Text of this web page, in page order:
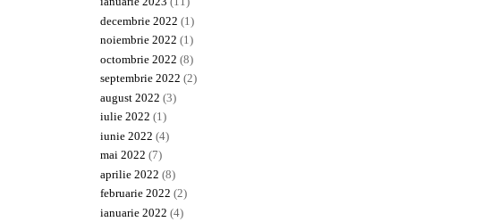
decembrie 2022 (1)
noiembrie 2022 (1)
octombrie 2022 (8)
septembrie 2022 (2)
august 2022 (3)
iulie 2022 (1)
iunie 2022 (4)
mai 2022 (7)
aprilie 2022 (8)
februarie 2022 (2)
ianuarie 2022 (4)